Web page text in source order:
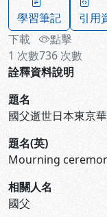
學習筆記 引用
下載
1 次數
點擊
736 次數
詮釋資料說明
題名
國父逝世日本東京
題名(英)
Mourning
相關人名
國父